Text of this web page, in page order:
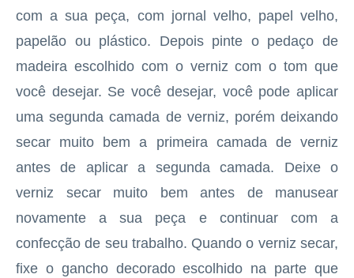
com a sua peça, com jornal velho, papel velho,
papelão ou plástico. Depois pinte o pedaço de
madeira escolhido com o verniz com o tom que
você desejar. Se você desejar, você pode aplicar
uma segunda camada de verniz, porém deixando
secar muito bem a primeira camada de verniz
antes de aplicar a segunda camada. Deixe o
verniz secar muito bem antes de manusear
novamente a sua peça e continuar com a
confecção de seu trabalho. Quando o verniz secar,
fixe o gancho decorado escolhido na parte que